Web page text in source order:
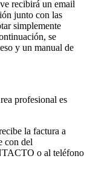
recibirá un email
junto con las
simplemente
se
y un manual de
profesional es
la factura a
con del
o al teléfono